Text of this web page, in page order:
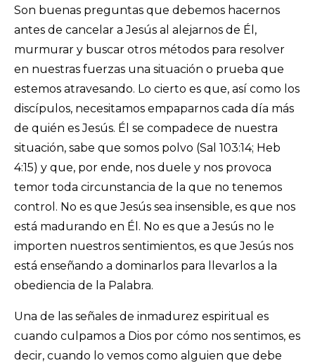
Son buenas preguntas que debemos hacernos
antes de cancelar a Jesús al alejarnos de Él,
murmurar y buscar otros métodos para resolver
en nuestras fuerzas una situación o prueba que
estemos atravesando. Lo cierto es que, así como los
discípulos, necesitamos empaparnos cada día más
de quién es Jesús. Él se compadece de nuestra
situación, sabe que somos polvo (Sal 103:14; Heb
4:15) y que, por ende, nos duele y nos provoca
temor toda circunstancia de la que no tenemos
control. No es que Jesús sea insensible, es que nos
está madurando en Él. No es que a Jesús no le
importen nuestros sentimientos, es que Jesús nos
está enseñando a dominarlos para llevarlos a la
obediencia de la Palabra.
Una de las señales de inmadurez espiritual es
cuando culpamos a Dios por cómo nos sentimos, es
decir, cuando lo vemos como alguien que debe